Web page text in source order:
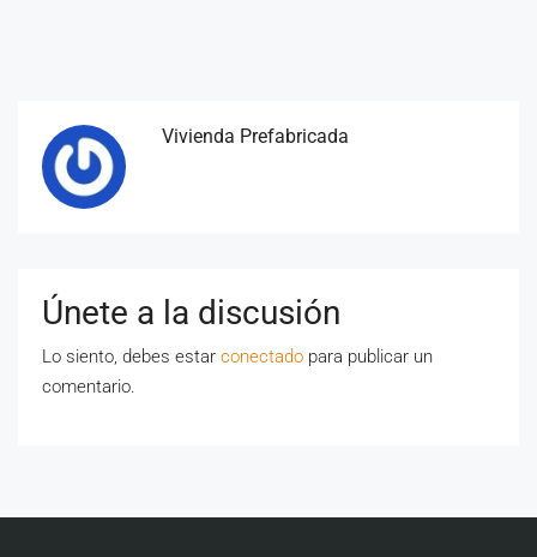
Vivienda Prefabricada
Únete a la discusión
Lo siento, debes estar conectado para publicar un
comentario.